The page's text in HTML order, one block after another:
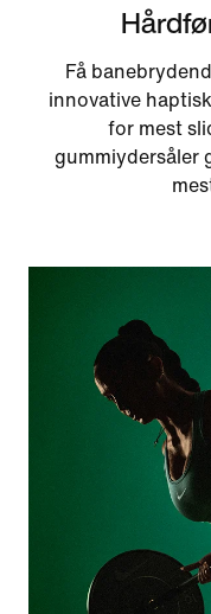
Få
innovative
for mest
gummiydersåler